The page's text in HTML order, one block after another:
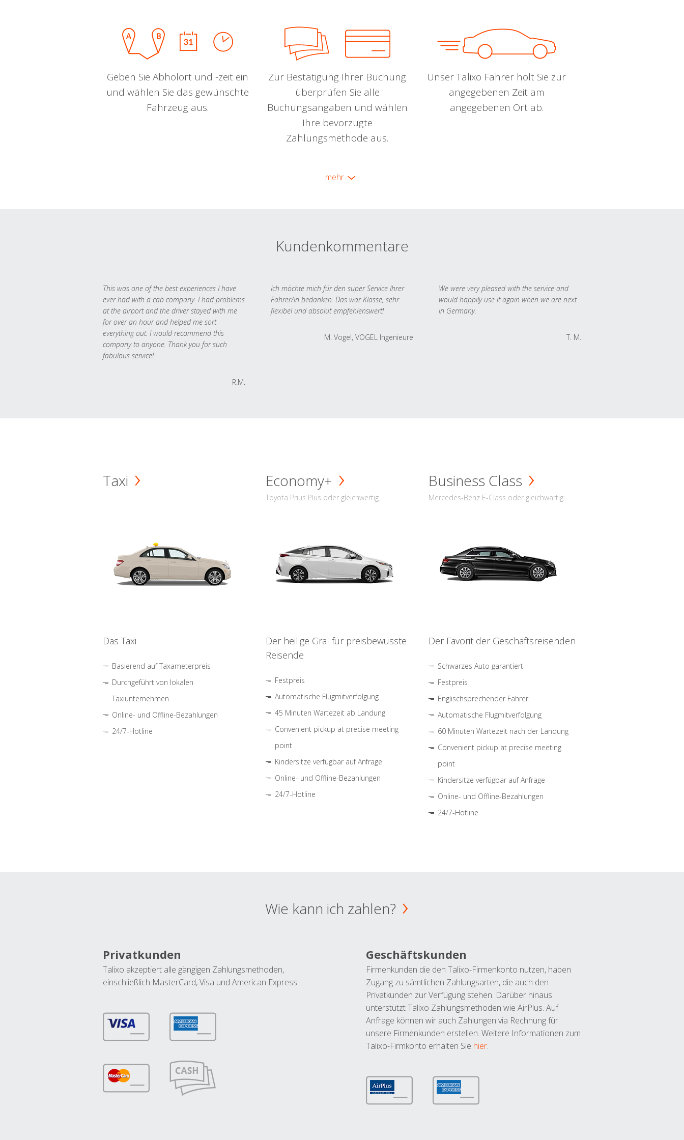
Geben Sie Abholort und -zeit ein
und wählen Sie das gewünschte
Fahrzeug aus.
Zur Bestätigung Ihrer Buchung
überprüfen Sie alle
Buchungsangaben und wählen
Ihre bevorzugte
Zahlungsmethode aus.
Unser Talixo Fahrer holt Sie zur
angegebenen Zeit am
angegebenen Ort ab.
mehr
Kundenkommentare
This was one of the best experiences I have
ever had with a cab company. I had problems
at the airport and the driver stayed with me
for over an hour and helped me sort
everything out. I would recommend this
company to anyone. Thank you for such
fabulous service!
R.M.
Ich möchte mich für den super Service Ihrer
Fahrer/in bedanken. Das war Klasse, sehr
flexibel und absolut empfehlenswert!
M. Vogel, VOGEL Ingenieure
We were very pleased with the service and
would happily use it again when we are next
in Germany.
T. M.
Taxi
Das Taxi
Basierend auf Taxameterpreis
Durchgeführt von lokalen
Taxiunternehmen
Online- und Offline-Bezahlungen
24/7-Hotline
Economy+
Toyota Prius Plus oder gleichwertig
Der heilige Gral für preisbewusste
Reisende
Festpreis
Automatische Flugmitverfolgung
45 Minuten Wartezeit ab Landung
Convenient pickup at precise meeting
point
Kindersitze verfügbar auf Anfrage
Online- und Offline-Bezahlungen
24/7-Hotline
Business Class
Mercedes-Benz E-Class oder gleichwärtig
Der Favorit der Geschäftsreisenden
Schwarzes Auto garantiert
Festpreis
Englischsprechender Fahrer
Automatische Flugmitverfolgung
60 Minuten Wartezeit nach der Landung
Convenient pickup at precise meeting
point
Kindersitze verfügbar auf Anfrage
Online- und Offline-Bezahlungen
24/7-Hotline
Wie kann ich zahlen?
Privatkunden
Talixo akzeptiert alle gängigen Zahlungsmethoden,
einschließlich MasterCard, Visa und American Express.
Geschäftskunden
Firmenkunden die den Talixo-Firmenkonto nutzen, haben
Zugang zu sämtlichen Zahlungsarten, die auch den
Privatkunden zur Verfügung stehen. Darüber hinaus
unterstützt Talixo Zahlungsmethoden wie AirPlus. Auf
Anfrage können wir auch Zahlungen via Rechnung für
unsere Firmenkunden erstellen. Weitere Informationen zum
Talixo-Firmkonto erhalten Sie hier.